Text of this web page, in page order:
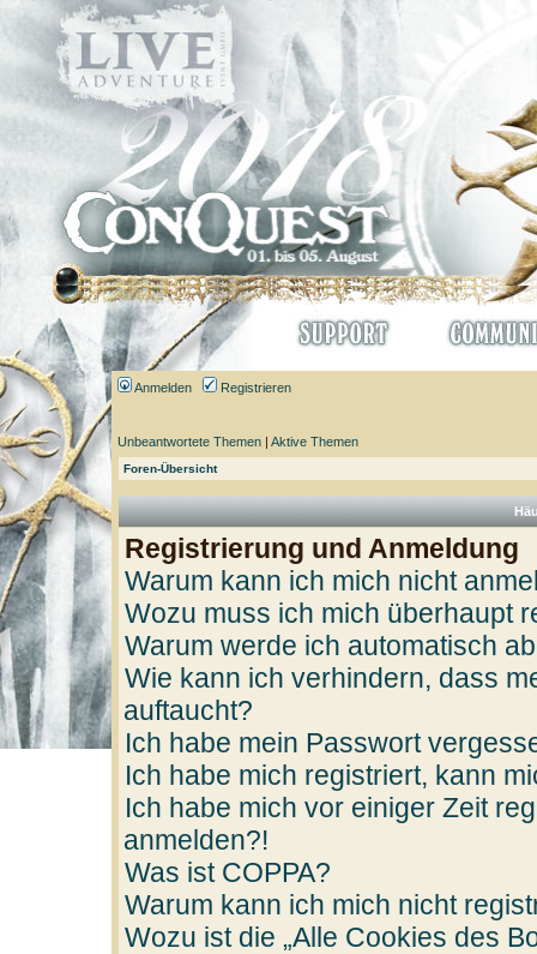
Anmelden Registrieren
Unbeantwortete Themen | Aktive Themen
Foren-Übersicht
Registrierung und Anmeldung
Warum kann ich mich nicht
Wozu muss ich mich überhaupt
Warum werde ich automatisch
Wie kann ich verhindern, dass
auftaucht?
Ich habe mein Passwort
Ich habe mich registriert, kann
Ich habe mich vor einiger Zeit
anmelden?!
Was ist COPPA?
Warum kann ich mich nicht
Wozu ist die „Alle Cookies des